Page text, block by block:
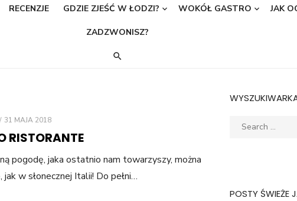
RECENZJE GDZIE ZJEŚĆ W ŁODZI? WOKÓŁ GASTRO JAK
ZADZWONISZ?
POSTED
31 MAJA 2018
RISTORANTE
pogodę, jaka ostatnio nam towarzyszy, można
jak w słonecznej Italii! Do pełni…
Search
POSTY ŚWIEŻE